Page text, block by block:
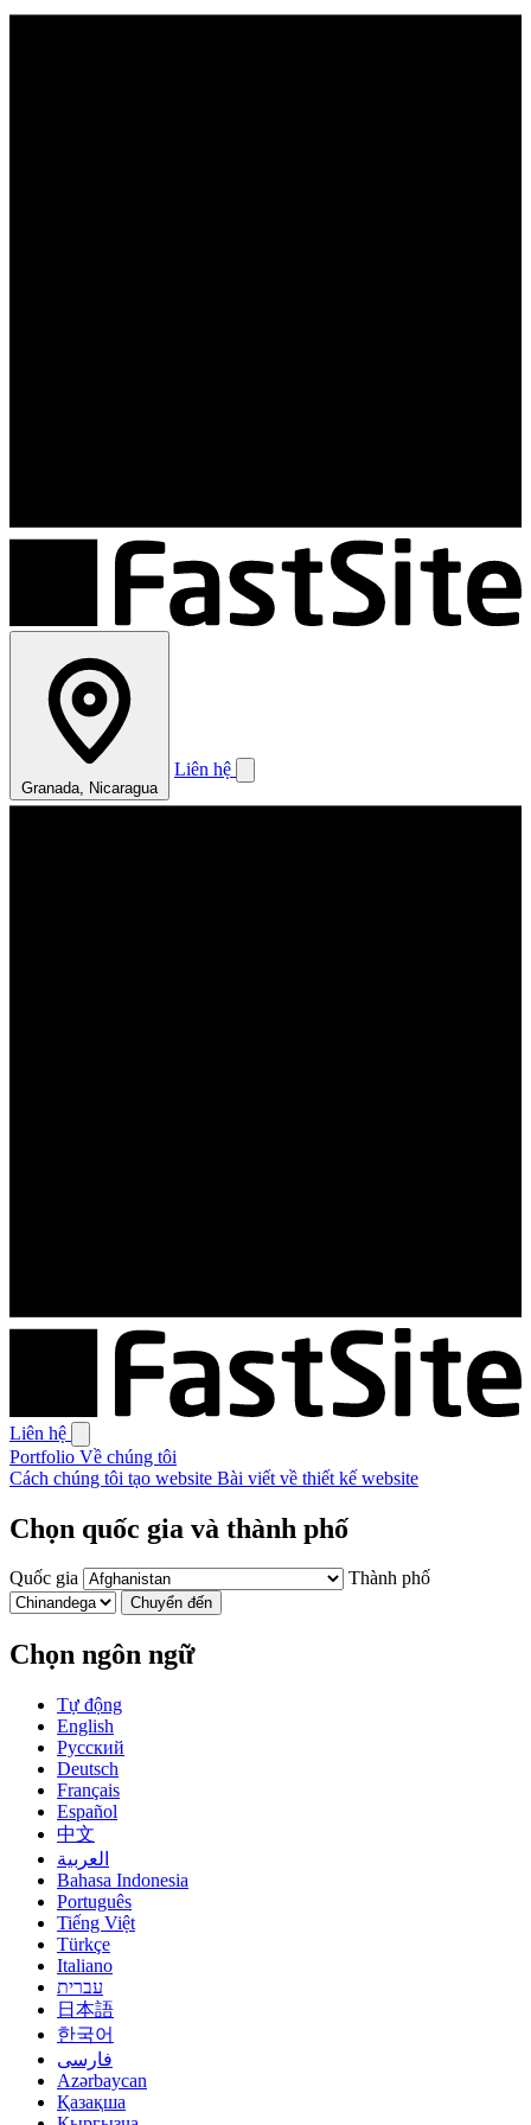
Granada, Nicaragua
Liên hệ
Liên hệ
Portfolio Về chúng tôi
Cách chúng tôi tạo website Bài viết về thiết kế website
Chọn quốc gia và thành phố
Quốc gia Thành phố
Chuyển đến
Chọn ngôn ngữ
Tự động
English
Русский
Deutsch
Français
Español
中文
العربية
Bahasa Indonesia
Português
Tiếng Việt
Türkçe
Italiano
עברית
日本語
한국어
فارسی
Azərbaycan
Қазақша